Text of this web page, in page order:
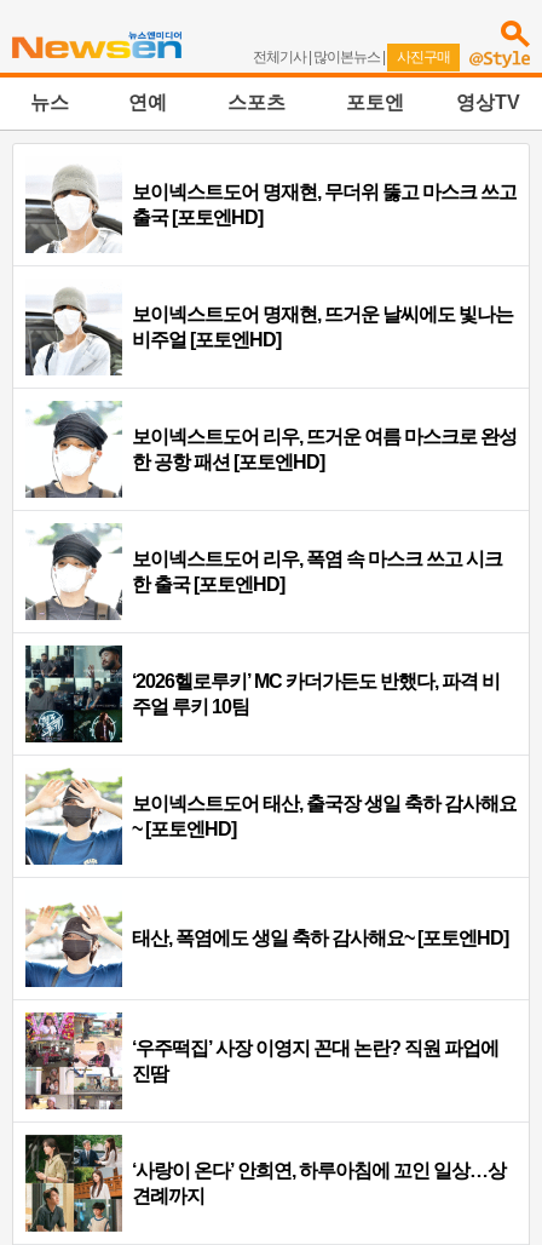
전체기사| 많이본뉴스 | 사진구매
뉴스 연예 스포츠 포토엔 영상TV
보이넥스트도어 명재현, 무더위 뚫고 마스크 쓰고
출국 [포토엔HD]
보이넥스트도어 명재현, 뜨거운 날씨에도 빛나는
비주얼 [포토엔HD]
보이넥스트도어 리우, 뜨거운 여름 마스크로 완성
한 공항 패션 [포토엔HD]
보이넥스트도어 리우, 폭염 속 마스크 쓰고 시크
한 출국 [포토엔HD]
‘2026헬로루키’ MC 카더가든도 반했다, 파격 비
주얼 루키 10팀
보이넥스트도어 태산, 출국장 생일 축하 감사해요
~ [포토엔HD]
태산, 폭염에도 생일 축하 감사해요~ [포토엔HD]
‘우주떡집’ 사장 이영지 꼰대 논란? 직원 파업에
진땀
‘사랑이 온다’ 안희연, 하루아침에 꼬인 일상…상
견례까지